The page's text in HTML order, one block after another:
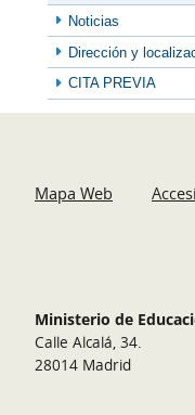
Noticias
Dirección y
CITA PREVIA
Mapa Web
Ministerio de
Calle Alcalá, 34.
28014 Madrid